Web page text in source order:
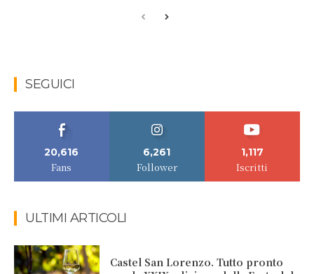
SEGUICI
20,616
Fans
6,261
Follower
1,117
Iscritti
ULTIMI ARTICOLI
Castel San Lorenzo. Tutto pronto